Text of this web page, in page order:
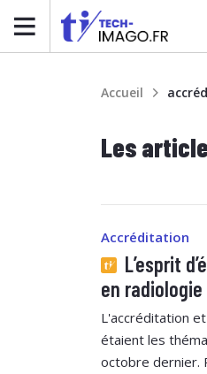
Accueil
Les
Accréditation
L’esprit
en
L'accréditation
étaient les
octobre dernier.